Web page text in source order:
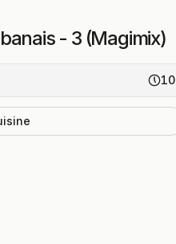
- 3 (Magimix)
10